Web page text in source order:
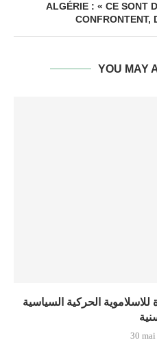
ALGÉRIE : « CE SONT
CONFRONTENT,
YOU MAY
للاسلاموية الحركية السياسية
30